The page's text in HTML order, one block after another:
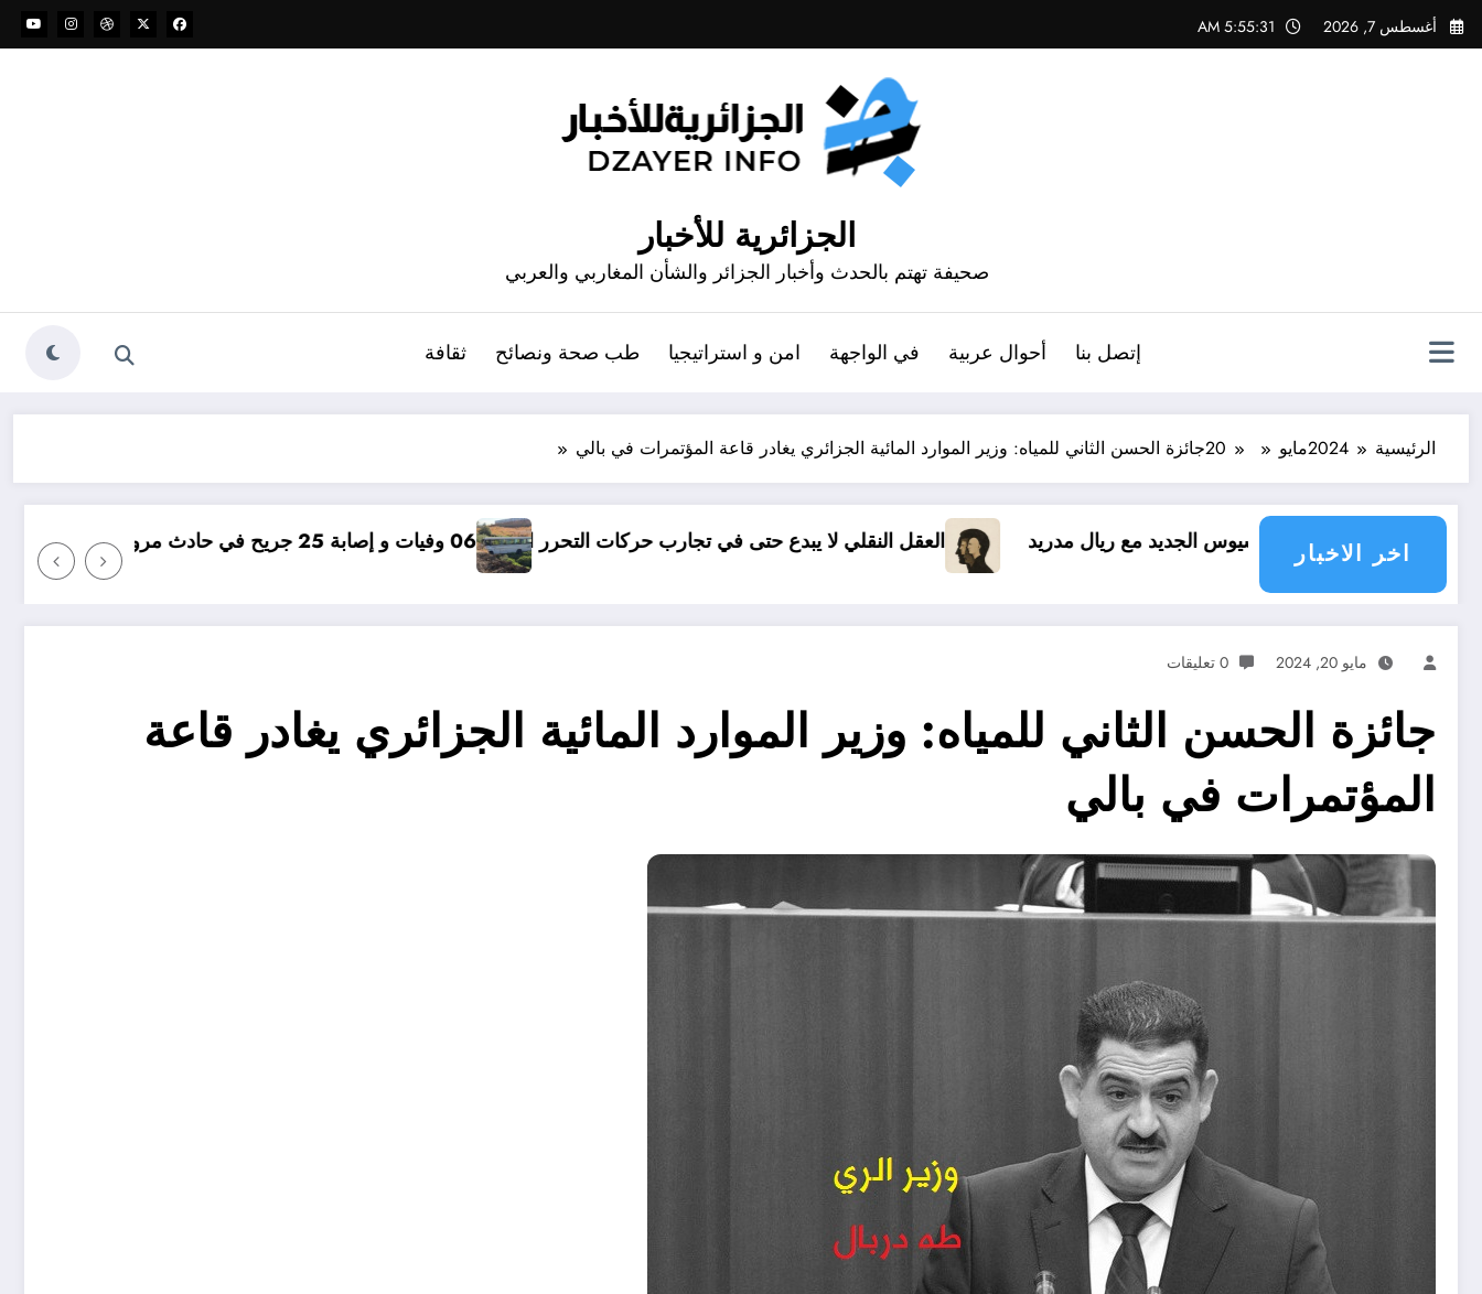
التجاوز
إلى
أغسطس 7, 2026 5:55:33 AM
الجزائرية للأخبار
صحيفة تهتم بالحدث وأخبار الجزائر والشأن المغاربي والعربي
إتصل بنا أحوال عربية في الواجهة امن و استراتيجيا طب صحة ونصائح ثقافة
الرئيسية 2024مايو 20جائزة الحسن الثاني للمياه: وزير الموارد المائية الجزائري يغادر قاعة المؤتمرات في بالي
اخر الاخبار
الجديد مع ريال مدريد العقل النقلي لا يبدع حتى في تجارب حركات التحرر الوطني06 وفيات و إصابة 25 جريح في حادث مرور بقسنطينة مؤامرة فينيسيوس ضد
مايو 20, 2024 0 تعليقات
جائزة الحسن الثاني للمياه: وزير الموارد المائية الجزائري يغادر قاعة
المؤتمرات في بالي